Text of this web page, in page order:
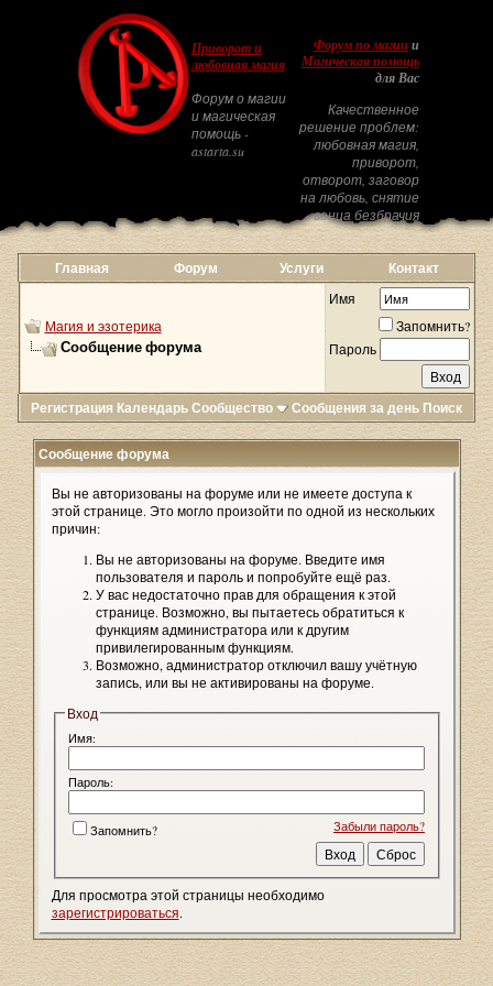
Приворот и
любовная магия
Форум о магии
и магическая
помощь -
astarta.su
Форум по магиии
Магическая помощь
для Вас
Качественное
решение проблем:
любовная магия,
приворот,
отворот, заговор
на любовь, снятие
венца безбрачия
Главная Форум Услуги Контакт
Магия и эзотерика
Сообщение форума
Имя
Запомнить?
Пароль
Регистрация КалендарьСообщество Сообщения за день Поиск
Сообщение форума
Вы не авторизованы на форуме или не имеете доступа к
этой странице. Это могло произойти по одной из нескольких
причин:
Вы не авторизованы на форуме. Введите имя
пользователя и пароль и попробуйте ещё раз.
У вас недостаточно прав для обращения к этой
странице. Возможно, вы пытаетесь обратиться к
функциям администратора или к другим
привилегированным функциям.
Возможно, администратор отключил вашу учётную
запись, или вы не активированы на форуме.
Вход
Имя:
Пароль:
Забыли пароль?
Запомнить?
Для просмотра этой страницы необходимо
зарегистрироваться.